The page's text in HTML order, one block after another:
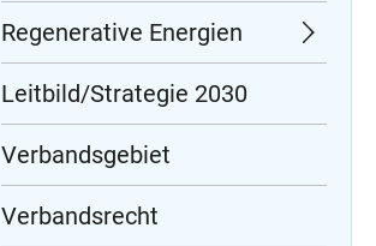
Regenerative Energien
Leitbild/Strategie 2030
Verbandsgebiet
Verbandsrecht